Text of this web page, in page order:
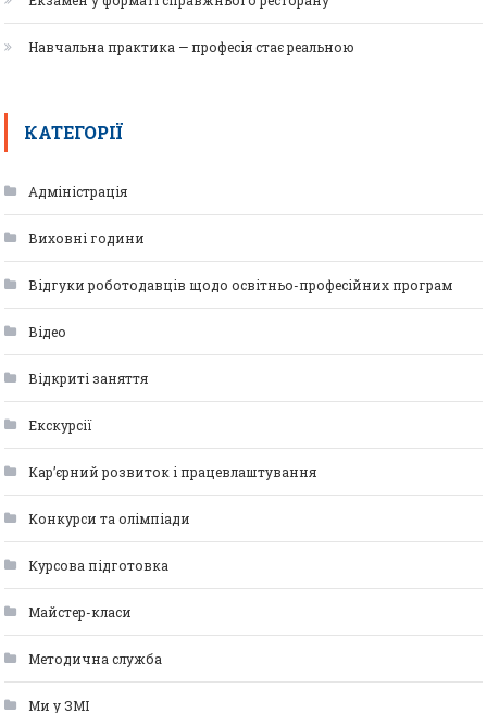
Навчальна практика — професія стає реальною
КАТЕГОРІЇ
Адміністрація
Виховні години
Відгуки роботодавців щодо освітньо-професійних програм
Відео
Відкриті заняття
Екскурсії
Кар’єрний розвиток і працевлаштування
Конкурси та олімпіади
Курсова підготовка
Майстер-класи
Методична служба
Ми у ЗМІ